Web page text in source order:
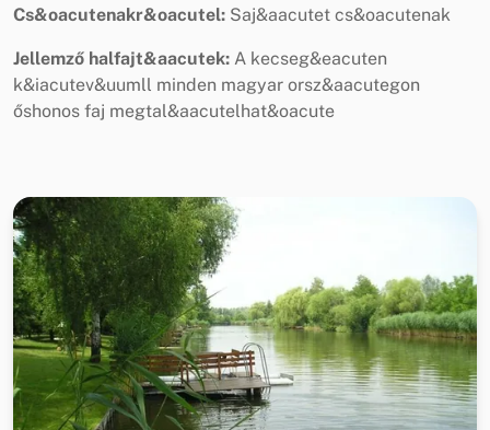
Cs&oacutenakr&oacutel: Saj&aacutet cs&oacutenak
Jellemző halfajt&aacutek: A kecseg&eacuten
k&iacutev&uumll minden magyar orsz&aacutegon
őshonos faj megtal&aacutelhat&oacute